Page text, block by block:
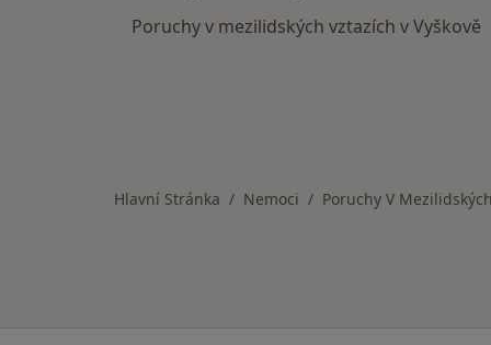
Poruchy v mezilidských vztazích v Vyškově
Hlavní Stránka Nemoci Poruchy V